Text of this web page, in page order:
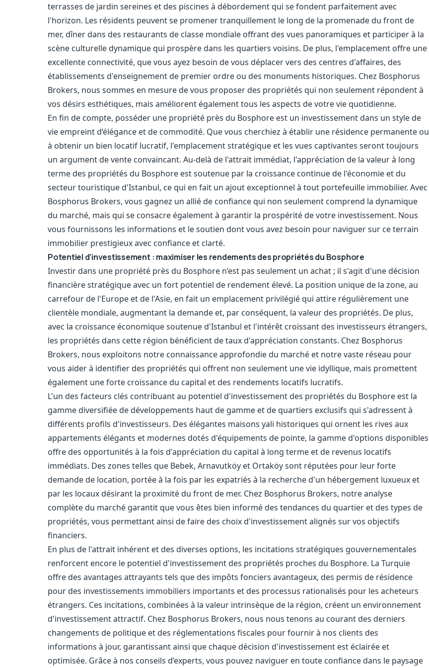
terrasses de jardin sereines et des piscines à débordement qui se fondent parfaitement avec
l'horizon. Les résidents peuvent se promener tranquillement le long de la promenade du front de
mer, dîner dans des restaurants de classe mondiale offrant des vues panoramiques et participer à la
scène culturelle dynamique qui prospère dans les quartiers voisins. De plus, l'emplacement offre une
excellente connectivité, que vous ayez besoin de vous déplacer vers des centres d'affaires, des
établissements d'enseignement de premier ordre ou des monuments historiques. Chez Bosphorus
Brokers, nous sommes en mesure de vous proposer des propriétés qui non seulement répondent à
vos désirs esthétiques, mais améliorent également tous les aspects de votre vie quotidienne.
En fin de compte, posséder une propriété près du Bosphore est un investissement dans un style de
vie empreint d’élégance et de commodité. Que vous cherchiez à établir une résidence permanente ou
à obtenir un bien locatif lucratif, l'emplacement stratégique et les vues captivantes seront toujours
un argument de vente convaincant. Au-delà de l'attrait immédiat, l'appréciation de la valeur à long
terme des propriétés du Bosphore est soutenue par la croissance continue de l'économie et du
secteur touristique d'Istanbul, ce qui en fait un ajout exceptionnel à tout portefeuille immobilier. Avec
Bosphorus Brokers, vous gagnez un allié de confiance qui non seulement comprend la dynamique
du marché, mais qui se consacre également à garantir la prospérité de votre investissement. Nous
vous fournissons les informations et le soutien dont vous avez besoin pour naviguer sur ce terrain
immobilier prestigieux avec confiance et clarté.
Potentiel d’investissement : maximiser les rendements des propriétés du Bosphore
Investir dans une propriété près du Bosphore n’est pas seulement un achat ; il s'agit d'une décision
financière stratégique avec un fort potentiel de rendement élevé. La position unique de la zone, au
carrefour de l'Europe et de l'Asie, en fait un emplacement privilégié qui attire régulièrement une
clientèle mondiale, augmentant la demande et, par conséquent, la valeur des propriétés. De plus,
avec la croissance économique soutenue d'Istanbul et l'intérêt croissant des investisseurs étrangers,
les propriétés dans cette région bénéficient de taux d'appréciation constants. Chez Bosphorus
Brokers, nous exploitons notre connaissance approfondie du marché et notre vaste réseau pour
vous aider à identifier des propriétés qui offrent non seulement une vie idyllique, mais promettent
également une forte croissance du capital et des rendements locatifs lucratifs.
L'un des facteurs clés contribuant au potentiel d'investissement des propriétés du Bosphore est la
gamme diversifiée de développements haut de gamme et de quartiers exclusifs qui s'adressent à
différents profils d'investisseurs. Des élégantes maisons yali historiques qui ornent les rives aux
appartements élégants et modernes dotés d'équipements de pointe, la gamme d'options disponibles
offre des opportunités à la fois d'appréciation du capital à long terme et de revenus locatifs
immédiats. Des zones telles que Bebek, Arnavutköy et Ortaköy sont réputées pour leur forte
demande de location, portée à la fois par les expatriés à la recherche d'un hébergement luxueux et
par les locaux désirant la proximité du front de mer. Chez Bosphorus Brokers, notre analyse
complète du marché garantit que vous êtes bien informé des tendances du quartier et des types de
propriétés, vous permettant ainsi de faire des choix d'investissement alignés sur vos objectifs
financiers.
En plus de l'attrait inhérent et des diverses options, les incitations stratégiques gouvernementales
renforcent encore le potentiel d'investissement des propriétés proches du Bosphore. La Turquie
offre des avantages attrayants tels que des impôts fonciers avantageux, des permis de résidence
pour des investissements immobiliers importants et des processus rationalisés pour les acheteurs
étrangers. Ces incitations, combinées à la valeur intrinsèque de la région, créent un environnement
d'investissement attractif. Chez Bosphorus Brokers, nous nous tenons au courant des derniers
changements de politique et des réglementations fiscales pour fournir à nos clients des
informations à jour, garantissant ainsi que chaque décision d'investissement est éclairée et
optimisée. Grâce à nos conseils d’experts, vous pouvez naviguer en toute confiance dans le paysage